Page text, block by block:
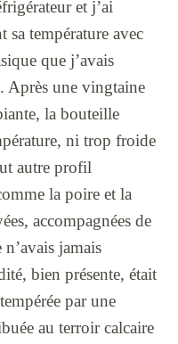
et j’ai
sa température avec
que j’avais
Après une vingtaine
la bouteille
ni trop froide
autre profil
la poire et la
accompagnées de
jamais
bien présente, était
par une
au terroir calcaire